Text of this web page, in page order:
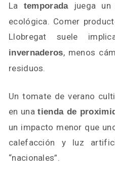
La temporadajuega un
ecológica. Comer
Llobregat suele
invernaderos, menos
residuos.
Un tomate de verano
en unatienda de
un impacto menor que
calefacción y luz
“nacionales”.